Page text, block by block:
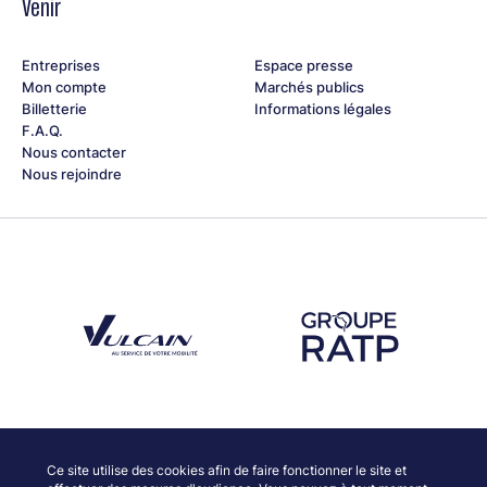
Ce site utilise des cookies afin de faire fonctionner le site et
Venir
Entreprises
Mon compte
Billetterie
F.A.Q.
Nous contacter
Nous rejoindre
Espace presse
Marchés publics
Informations légales